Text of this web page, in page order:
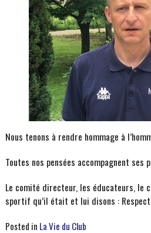
Nous tenons à rendre hommage à
Toutes nos pensées accompagnent ses
Le comité directeur, les éducateurs, le
sportif qu’il était et lui disons : Respect
Posted in La Vie du Club